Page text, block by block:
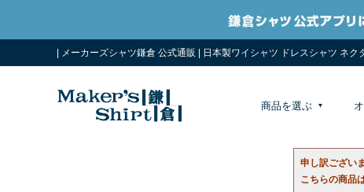
| メーカーズシャツ鎌倉 公式通販 | 日本製ワイシャツ ドレスシャツ ネク
商品を選ぶ
申し訳ござい
こちらの商品